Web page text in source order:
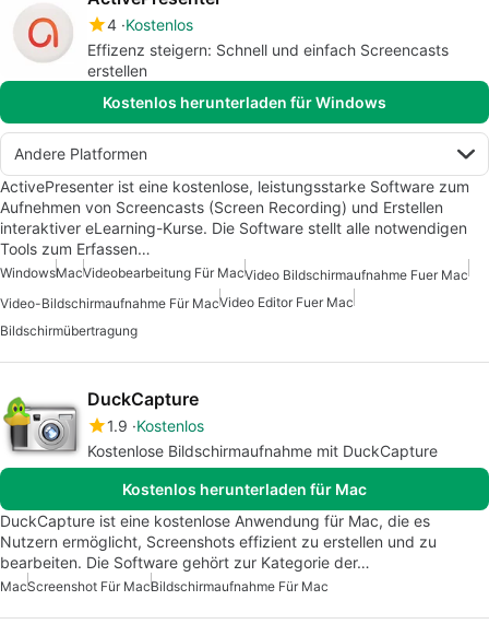
4 Kostenlos
Effizenz steigern: Schnell und einfach Screencasts
erstellen
Kostenlos herunterladen für Windows
Andere Platformen
ActivePresenter ist eine kostenlose, leistungsstarke Software zum
Aufnehmen von Screencasts (Screen Recording) und Erstellen
interaktiver eLearning-Kurse. Die Software stellt alle notwendigen
Tools zum Erfassen…
WindowsMacVideobearbeitung Für MacVideo Bildschirmaufnahme Fuer Mac
Video-Bildschirmaufnahme Für MacVideo Editor Fuer Mac
Bildschirmübertragung
DuckCapture
1.9 Kostenlos
Kostenlose Bildschirmaufnahme mit DuckCapture
Kostenlos herunterladen für Mac
DuckCapture ist eine kostenlose Anwendung für Mac, die es
Nutzern ermöglicht, Screenshots effizient zu erstellen und zu
bearbeiten. Die Software gehört zur Kategorie der…
MacScreenshot Für MacBildschirmaufnahme Für Mac